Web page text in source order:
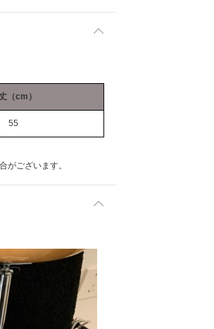
（cm）
55
がございます。